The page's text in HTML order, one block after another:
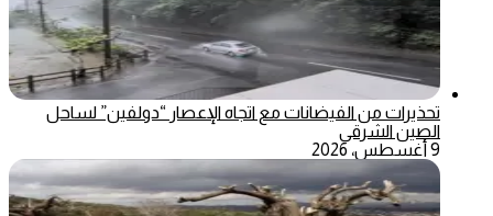
تحذيرات من الفيضانات مع اتجاه الإعصار “دولفين” لساحل
الصين الشرقي
9 أغسطس، 2026